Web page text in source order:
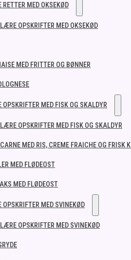
MED OKSEKØD
OPSKRIFTER MED OKSEKØD
MED FRITTER OG BØNNER
MED FISK OG SKALDYR
OPSKRIFTER MED FISK OG SKALDYR
MED RIS, CREME FRAICHE OG FRISK
MED FLØDEOST
MED FLØDEOST
MED SVINEKØD
OPSKRIFTER MED SVINEKØD